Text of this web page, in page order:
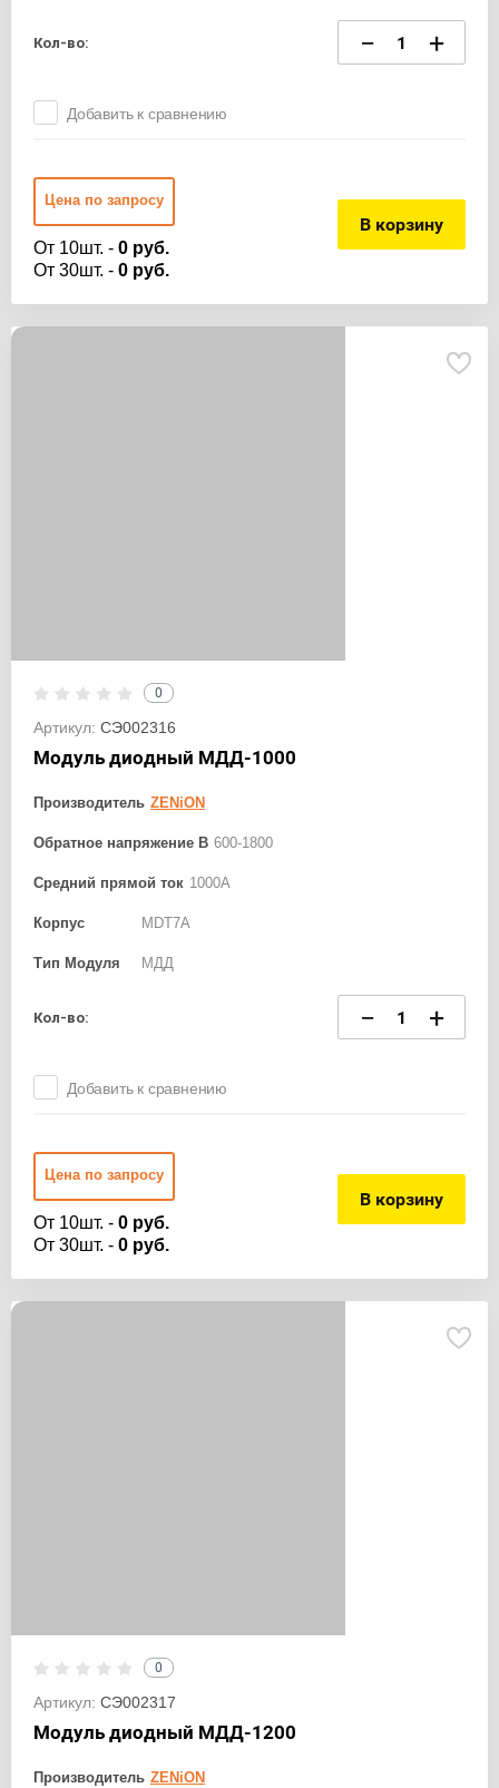
Кол-во: − +
Добавить к сравнению
Цена по запросу
От 10шт. - 0 руб.
От 30шт. - 0 руб.
В корзину
0
Артикул: СЭ002316
Модуль диодный МДД-1000
Производитель ZENiON
Обратное напряжение В 600-1800
Средний прямой ток 1000А
Корпус MDT7A
Тип Модуля МДД
Кол-во: − +
Добавить к сравнению
Цена по запросу
От 10шт. - 0 руб.
От 30шт. - 0 руб.
В корзину
0
Артикул: СЭ002317
Модуль диодный МДД-1200
Производитель ZENiON